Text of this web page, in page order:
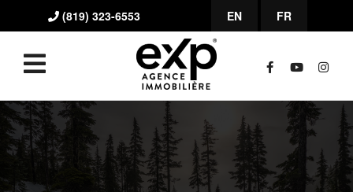
(819) 323-6553 EN FR